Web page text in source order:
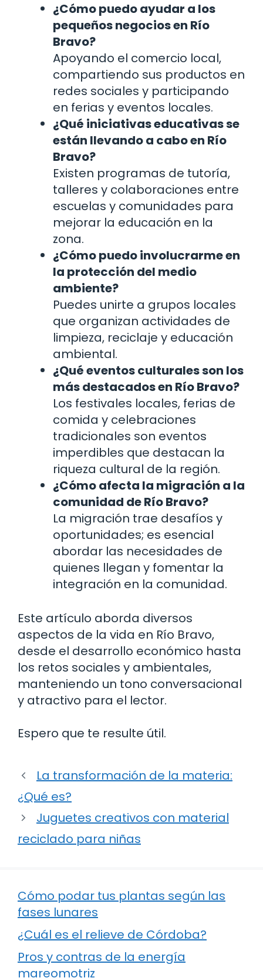
¿Cómo puedo ayudar a los
pequeños negocios en Río
Bravo?
Apoyando el comercio local,
compartiendo sus productos en
redes sociales y participando
en ferias y eventos locales.
¿Qué iniciativas educativas se
están llevando a cabo en Río
Bravo?
Existen programas de tutoría,
talleres y colaboraciones entre
escuelas y comunidades para
mejorar la educación en la
zona.
¿Cómo puedo involucrarme en
la protección del medio
ambiente?
Puedes unirte a grupos locales
que organizan actividades de
limpieza, reciclaje y educación
ambiental.
¿Qué eventos culturales son los
más destacados en Río Bravo?
Los festivales locales, ferias de
comida y celebraciones
tradicionales son eventos
imperdibles que destacan la
riqueza cultural de la región.
¿Cómo afecta la migración a la
comunidad de Río Bravo?
La migración trae desafíos y
oportunidades; es esencial
abordar las necesidades de
quienes llegan y fomentar la
integración en la comunidad.
Este artículo aborda diversos
aspectos de la vida en Río Bravo,
desde el desarrollo económico hasta
los retos sociales y ambientales,
manteniendo un tono conversacional
y atractivo para el lector.
Espero que te resulte útil.
La transformación de la materia:
¿Qué es?
Juguetes creativos con material
reciclado para niñas
Cómo podar tus plantas según las
fases lunares
¿Cuál es el relieve de Córdoba?
Pros y contras de la energía
mareomotriz